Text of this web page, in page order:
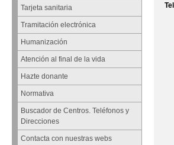
Tarjeta sanitaria
Tramitación electrónica
Humanización
Atención al final de la vida
Hazte donante
Normativa
Buscador de Centros. Teléfonos y
Direcciones
Contacta con nuestras webs